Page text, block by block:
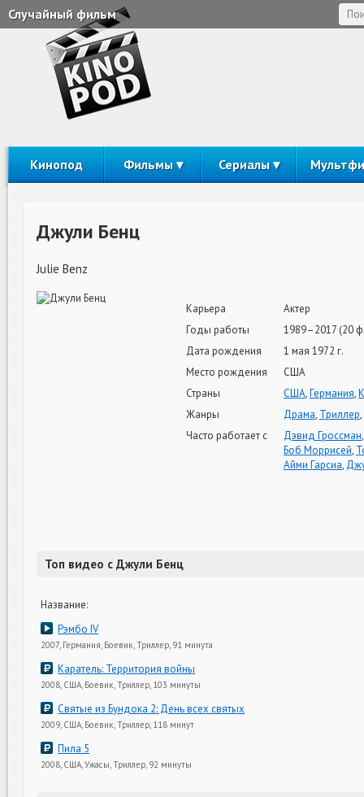
Случайный фильм
Кинопод Фильмы Сериалы
Джули Бенц
Julie Benz
Карьера
Актер
Годы работы
1989–2017 (20
Дата рождения
1 мая 1972 г.
Место рождения
США
Страны
США,Германия,
Жанры
Драма, Триллер,
Часто работает с
Дэвид Гроссман
Боб Моррисей,
Айми Гарсиа,
Топ видео с Джули Бенц
Название:
Рэмбо IV
2007, Германия, Боевик, Триллер, 91 минута
Каратель: Территория войны
2008, США, Боевик, Триллер, 103 минуты
Святые из Бундока 2: День всех святых
2009, США, Боевик, Триллер, 118 минут
Пила 5
2008, США, Ужасы, Триллер, 92 минуты